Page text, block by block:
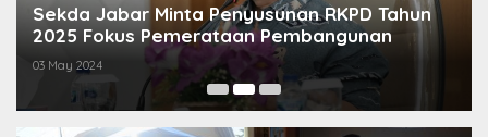
Sekda Jabar Minta Penyusunan RKPD Tahun
2025 Fokus Pemerataan Pembangunan
03 May 2024